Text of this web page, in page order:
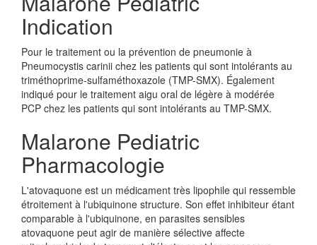
Indication
Pour le traitement ou la prévention de pneumonie à
Pneumocystis carinii chez les patients qui sont intolérants au
triméthoprime-sulfaméthoxazole (TMP-SMX). Également
indiqué pour le traitement aigu oral de légère à modérée
PCP chez les patients qui sont intolérants au TMP-SMX.
Malarone Pediatric
Pharmacologie
L'atovaquone est un médicament très lipophile qui ressemble
étroitement à l'ubiquinone structure. Son effet inhibiteur étant
comparable à l'ubiquinone, en parasites sensibles
atovaquone peut agir de manière sélective affecte